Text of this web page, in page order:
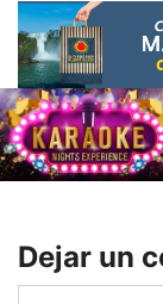
Dejar un